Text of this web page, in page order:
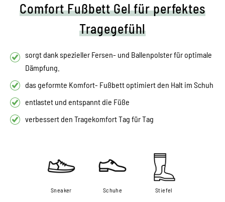
Comfort Fußbett Gel für perfektes
Tragegefühl
sorgt dank spezieller Fersen- und Ballenpolster für optimale
Dämpfung.
das geformte Komfort- Fußbett optimiert den Halt im Schuh
entlastet und entspannt die Füße
verbessert den Tragekomfort Tag für Tag
Sneaker Schuhe Stiefel